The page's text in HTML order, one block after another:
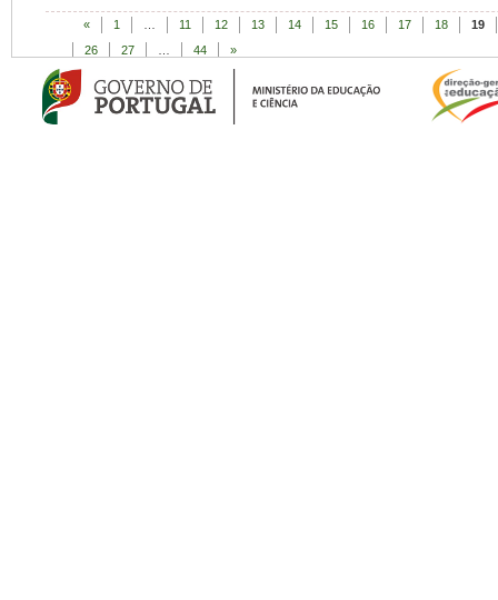
« 1 11 12 13 14 15 16 17 18
19
26
27 44 »